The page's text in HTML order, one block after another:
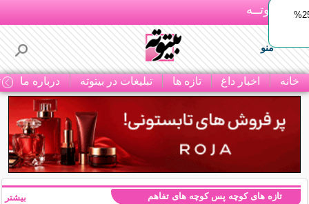
بـیتوتــه
منو
خانه اخبار داغ تازه ها تبلیغات در بیتوته درباره ما
ایمپلنت اقساطی با ضمانت مادام‌العمر+ 25%
تازه های کوچه پس کوچه های تفاهم بیشتر